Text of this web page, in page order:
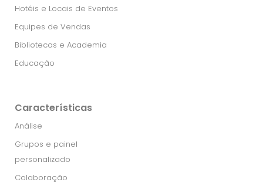
Hotéis e Locais de Eventos
Equipes de Vendas
Bibliotecas e Academia
Educação
Características
Análise
Grupos e painel
personalizado
Colaboração